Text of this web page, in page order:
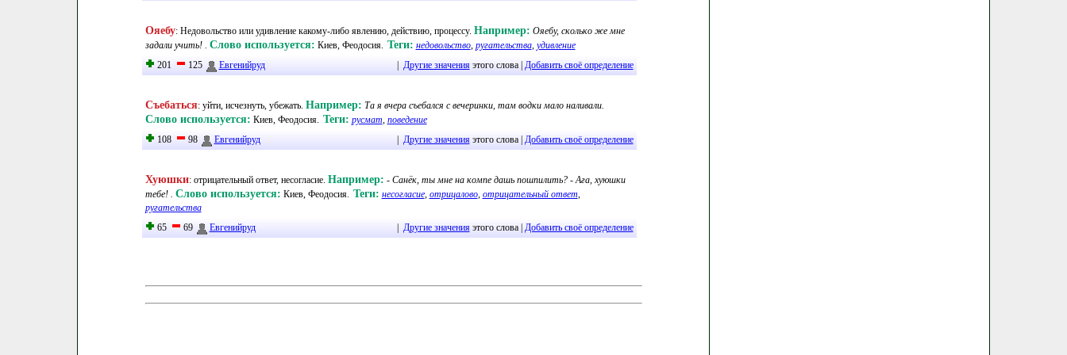
Ояебу: Недовольство или удивление какому-либо явлению, действию, процессу. Например: Ояебу, сколько же мне
задали учить! . Слово используется: Киев, Феодосия. Теги: недовольство, ругательства, удивление
201
125 Евгенийруд Другие значенияэтого слова | Добавить своё определение
Съебаться: уйти, исчезнуть, убежать. Например: Та я вчера съебался с вечеринки, там водки мало наливали.
Слово используется: Киев, Феодосия. Теги: русмат, поведение
108
98 Евгенийруд Другие значенияэтого слова | Добавить своё определение
Хуюшки: отрицательный ответ, несогласие. Например: - Санёк, ты мне на компе дашь пошпилить? - Ага, хуюшки
тебе! . Слово используется: Киев, Феодосия. Теги: несогласие, отрицалово, отрицательный ответ,
ругательства
65
69 Евгенийруд Другие значенияэтого слова | Добавить своё определение